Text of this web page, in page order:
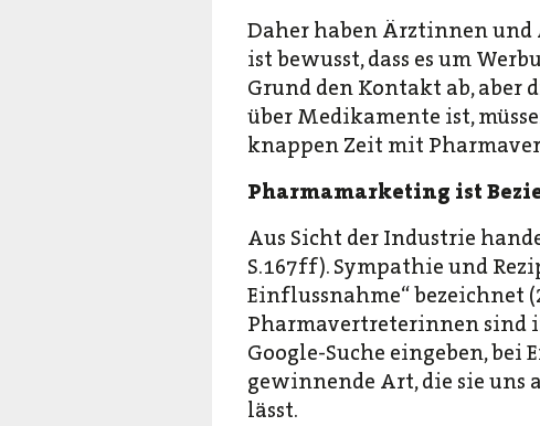
Daher haben Ärztinnen
ist bewusst, dass es um
Grund den Kontakt ab,
über Medikamente ist,
knappen Zeit mit
Pharmamarketing ist
Aus Sicht der Industrie
S.167ff). Sympathie und
Einflussnahme“ bezeichnet
Pharmavertreterinnen sind
Google-Suche eingeben,
gewinnende Art, die sie
lässt.